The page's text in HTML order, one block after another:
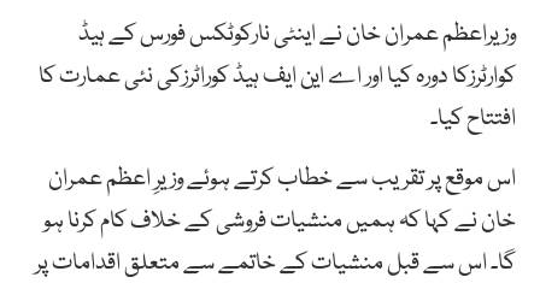
وزیراعظم عمران خان نے اینٹی نارکوٹکس فورس کے ہیڈ
کوارٹرزکا دورہ کیا اور اے این ایف ہیڈ کوراٹرزکی نئی عمارت کا
افتتاح کیا۔
اس موقع پر تقریب سے خطاب کرتے ہوئے وزیرِ اعظم عمران
خان نے کہا کہ ہمیں منشیات فروشی کے خلاف کام کرنا ہو
گا۔ اس سے قبل منشیات کے خاتمے سے متعلق اقدامات پر